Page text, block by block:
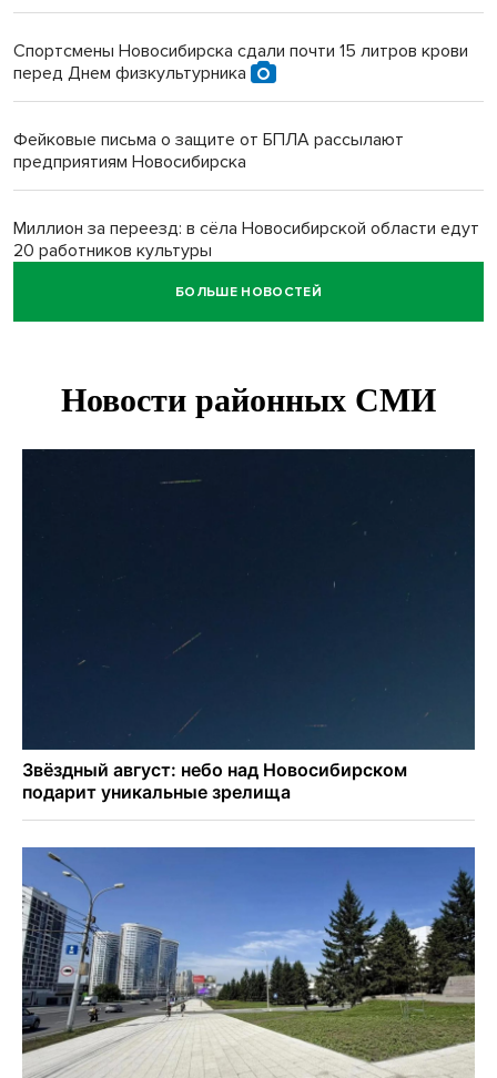
Спортсмены Новосибирска сдали почти 15 литров крови
перед Днем физкультурника
Фейковые письма о защите от БПЛА рассылают
предприятиям Новосибирска
Миллион за переезд: в сёла Новосибирской области едут
20 работников культуры
БОЛЬШЕ НОВОСТЕЙ